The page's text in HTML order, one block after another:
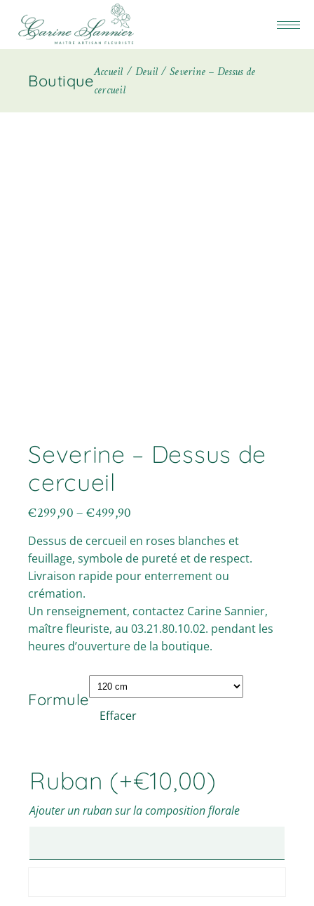
BoutiqueAccueil Deuil
Severine – Dessus de
cercueil
Severine – Dessus de
cercueil
€299,90 –€499,90
Plage
de
prix :
€299,90
à
€499,90
Dessus de cercueil en roses blanches et
feuillage, symbole de pureté et de respect.
Livraison rapide pour enterrement ou
crémation.
Un renseignement, contactez Carine Sannier,
maître fleuriste, au 03.21.80.10.02. pendant les
heures d’ouverture de la boutique.
Formule
Effacer
Ruban (+€10,00)
Ajouter un ruban sur la composition florale